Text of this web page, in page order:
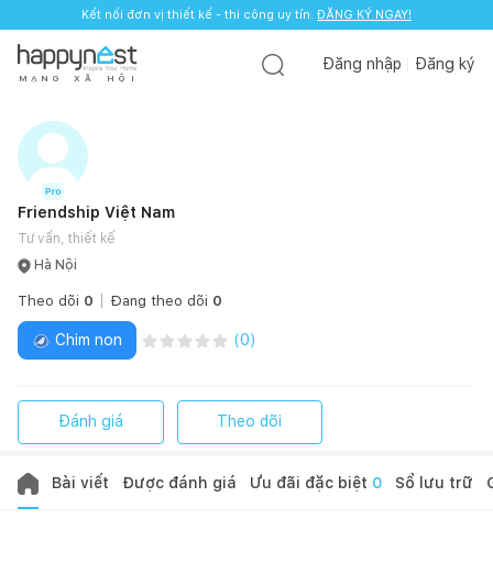
Kết nối đơn vị thiết kế - thi công uy tín. ĐĂNG KÝ NGAY!
M Ạ N G X Ã H Ộ I
Đăng nhập Đăng ký
Friendship Việt Nam
Tư vấn, thiết kế
Hà Nội
Theo dõi 0 Đang theo dõi 0
Chim non (0)
Đánh giá Theo dõi
Bài viết Được đánh giá Ưu đãi đặc biệt 0 Sổ lưu trữ